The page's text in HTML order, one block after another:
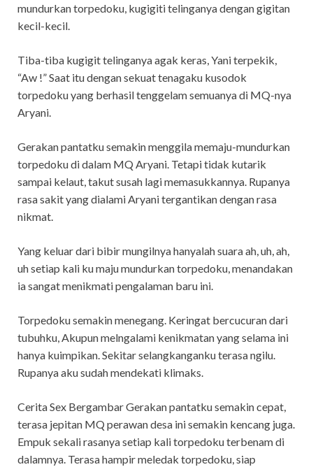
mundurkan torpedoku, kugigiti telinganya dengan gigitan
kecil-kecil.
Tiba-tiba kugigit telinganya agak keras, Yani terpekik,
“Aw !” Saat itu dengan sekuat tenagaku kusodok
torpedoku yang berhasil tenggelam semuanya di MQ-nya
Aryani.
Gerakan pantatku semakin menggila memaju-mundurkan
torpedoku di dalam MQ Aryani. Tetapi tidak kutarik
sampai kelaut, takut susah lagi memasukkannya. Rupanya
rasa sakit yang dialami Aryani tergantikan dengan rasa
nikmat.
Yang keluar dari bibir mungilnya hanyalah suara ah, uh, ah,
uh setiap kali ku maju mundurkan torpedoku, menandakan
ia sangat menikmati pengalaman baru ini.
Torpedoku semakin menegang. Keringat bercucuran dari
tubuhku, Akupun melngalami kenikmatan yang selama ini
hanya kuimpikan. Sekitar selangkanganku terasa ngilu.
Rupanya aku sudah mendekati klimaks.
Cerita Sex Bergambar Gerakan pantatku semakin cepat,
terasa jepitan MQ perawan desa ini semakin kencang juga.
Empuk sekali rasanya setiap kali torpedoku terbenam di
dalamnya. Terasa hampir meledak torpedoku, siap